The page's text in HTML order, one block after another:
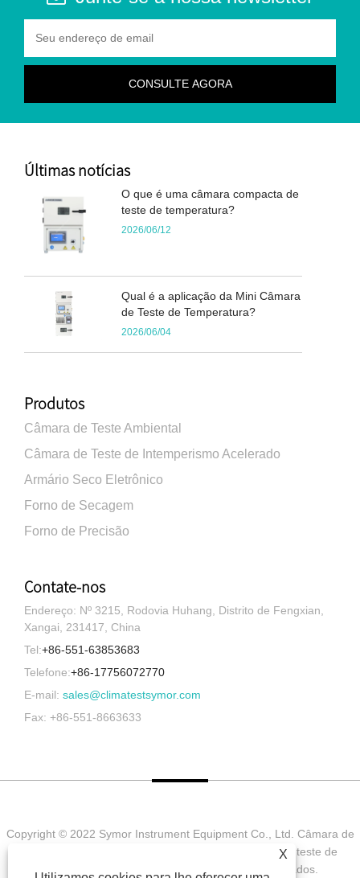
Últimas notícias
O que é uma câmara compacta de
teste de temperatura?
2026/06/12
Qual é a aplicação da Mini Câmara
de Teste de Temperatura?
2026/06/04
Produtos
Câmara de Teste Ambiental
Câmara de Teste de Intemperismo Acelerado
Armário Seco Eletrônico
Forno de Secagem
Forno de Precisão
Contate-nos
Endereço: Nº 3215, Rodovia Huhang, Distrito de Fengxian,
Xangai, 231417, China
Tel:+86-551-63853683
Telefone:+86-17756072770
E-mail: sales@climatestsymor.com
Fax: +86-551-8663633
Copyright © 2022 Symor Instrument Equipment Co., Ltd. Câmara de
teste ambiental, gabinete seco eletrônico, câmara de teste de
intemperismo acelerado Todos os direitos reservados.
X